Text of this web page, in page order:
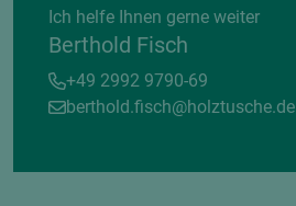
Ich helfe Ihnen gerne weiter
Berthold Fisch
+49 2992 9790-69
berthold.fisch@holztusche.de